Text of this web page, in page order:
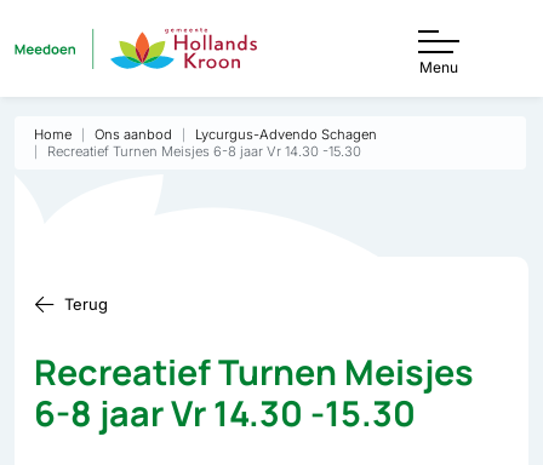
Menu
Home Ons aanbod
Lycurgus-Advendo Schagen
Recreatief Turnen Meisjes 6-8 jaar Vr 14.30 -15.30
Terug
Recreatief Turnen Meisjes
6-8 jaar Vr 14.30 -15.30